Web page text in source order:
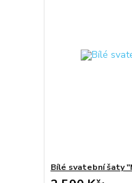
Bílé svatební šaty